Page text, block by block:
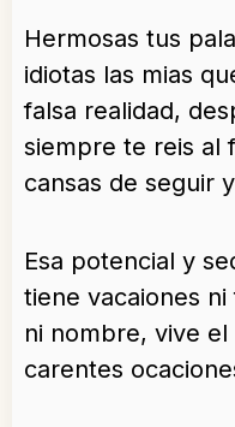
Hermosas tus
idiotas las mias
falsa realidad,
siempre te reis al
cansas de seguir
Esa potencial y
tiene vacaiones
ni nombre, vive
carentes